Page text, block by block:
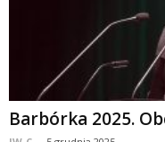
Barbórka 2025.